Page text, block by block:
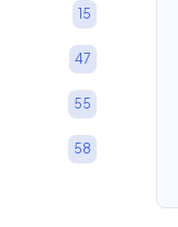
15
47
55
58